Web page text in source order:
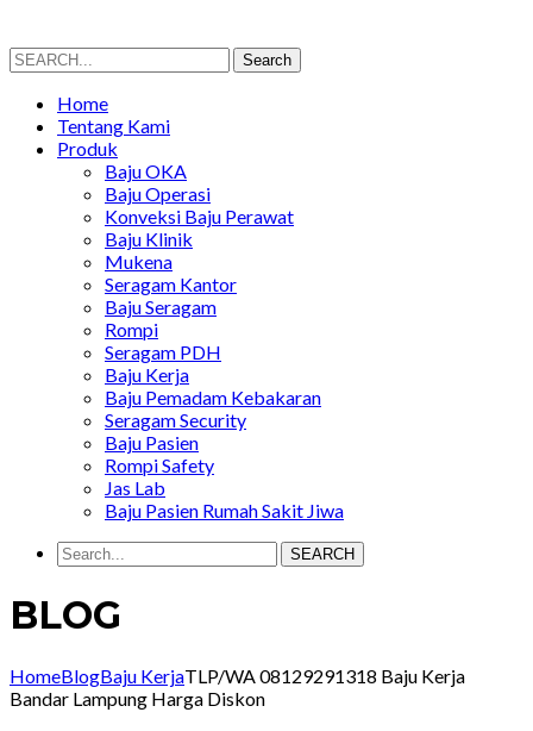
Search
for:
Search
Home
Tentang Kami
Produk
Baju OKA
Baju Operasi
Konveksi Baju Perawat
Baju Klinik
Mukena
Seragam Kantor
Baju Seragam
Rompi
Seragam PDH
Baju Kerja
Baju Pemadam Kebakaran
Seragam Security
Baju Pasien
Rompi Safety
Jas Lab
Baju Pasien Rumah Sakit Jiwa
SEARCH
BLOG
HomeBlogBaju KerjaTLP/WA 08129291318 Baju Kerja
Bandar Lampung Harga Diskon